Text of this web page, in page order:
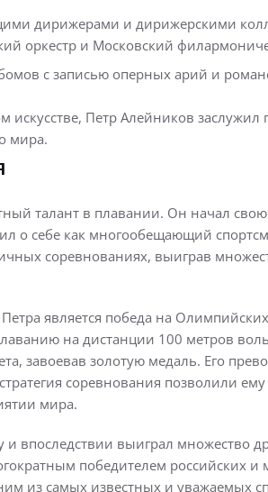
дирижерами и дирижерскими
оркестр и Московский
с записью оперных арий и
Петр Алейников заслужил
мира.
талант в плавании. Он начал
о себе как многообещающий
соревнованиях, выиграв
является победа на
на дистанции 100 метров
завоевав золотую медаль. Его
соревнования позволили
мира.
впоследствии выиграл множество
победителем российских
из самых известных и уважаемых